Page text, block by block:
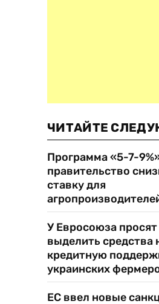
ЧИТАЙТЕ
Программа «5-7-
правительство
ставку для
У Евросоюза просят
выделить средства
кредитную
украинских
ЕС ввел новые